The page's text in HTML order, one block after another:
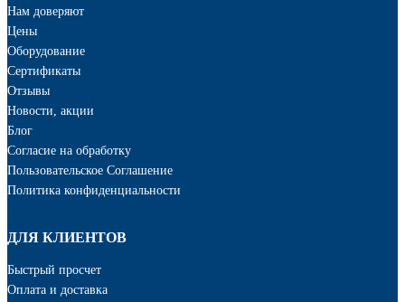
Нам доверяют
Цены
Оборудование
Сертификаты
Отзывы
Новости, акции
Блог
Cогласие на обработку
Пользовательское Соглашение
Политика конфиденциальности
ДЛЯ КЛИЕНТОВ
Быстрый просчет
Оплата и доставка